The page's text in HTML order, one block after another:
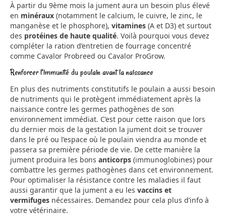
À partir du 9ème mois la jument aura un besoin plus élevé
en minéraux (notamment le calcium, le cuivre, le zinc, le
manganèse et le phosphore), vitamines (A et D3) et surtout
des protéines de haute qualité. Voilà pourquoi vous devez
compléter la ration d’entretien de fourrage concentré
comme Cavalor Probreed ou Cavalor ProGrow.
Renforcer l’immunité du poulain avant la naissance
En plus des nutriments constitutifs le poulain a aussi besoin
de nutriments qui le protègent immédiatement après la
naissance contre les germes pathogènes de son
environnement immédiat. C’est pour cette raison que lors
du dernier mois de la gestation la jument doit se trouver
dans le pré ou l’espace où le poulain viendra au monde et
passera sa première période de vie. De cette manière la
jument produira les bons anticorps (immunoglobines) pour
combattre les germes pathogènes dans cet environnement.
Pour optimaliser la résistance contre les maladies il faut
aussi garantir que la jument a eu les vaccins et
vermifuges nécessaires. Demandez pour cela plus d’info à
votre vétérinaire.